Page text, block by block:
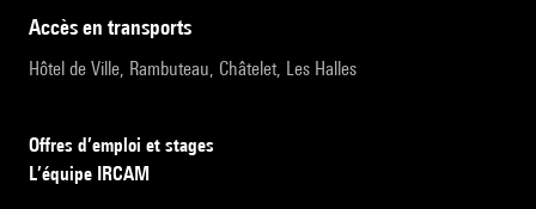
accès en transports
Hôtel de Ville, Rambuteau, Châtelet, Les Halles
Offres d’emploi et stages
L’équipe IRCAM